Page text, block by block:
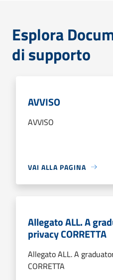
Esplora
di supporto
AVVISO
AVVISO
VAI ALLA PAGINA
Allegato ALL. A
privacy CORRETTA
Allegato ALL. A
CORRETTA